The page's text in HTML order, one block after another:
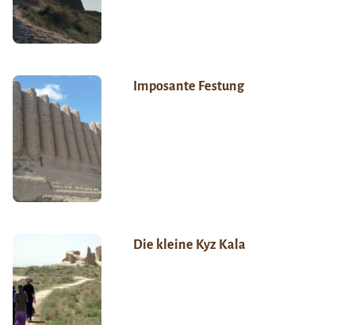
Imposante Festung
Die kleine Kyz Kala